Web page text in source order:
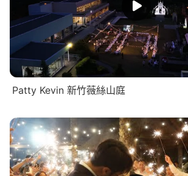
Patty Kevin 新竹薇絲山庭